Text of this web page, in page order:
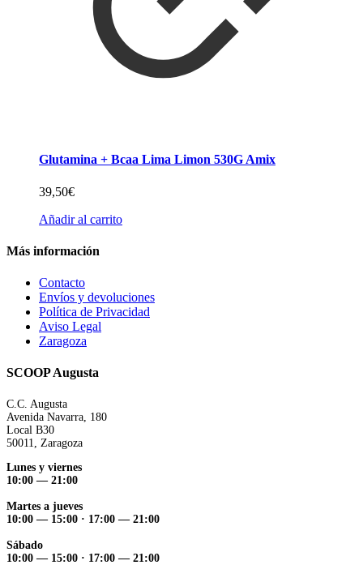
Glutamina + Bcaa Lima Limon 530G Amix
39,50€
Añadir al carrito
Más información
Contacto
Envíos y devoluciones
Política de Privacidad
Aviso Legal
Zaragoza
SCOOP Augusta
C.C. Augusta
Avenida Navarra, 180
Local B30
50011, Zaragoza
Lunes y viernes
10:00 — 21:00
Martes a jueves
10:00 — 15:00 · 17:00 — 21:00
Sábado
10:00 — 15:00 · 17:00 — 21:00